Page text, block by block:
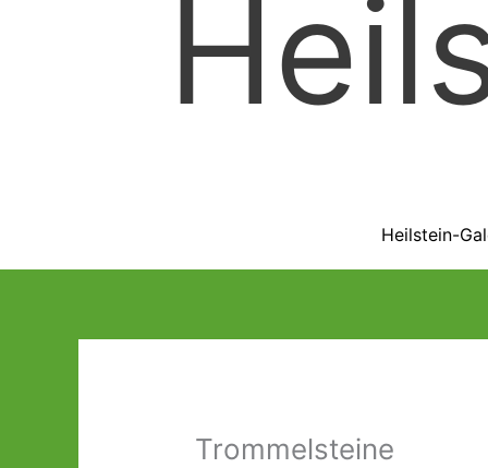
Heilstein-
Trommelsteine